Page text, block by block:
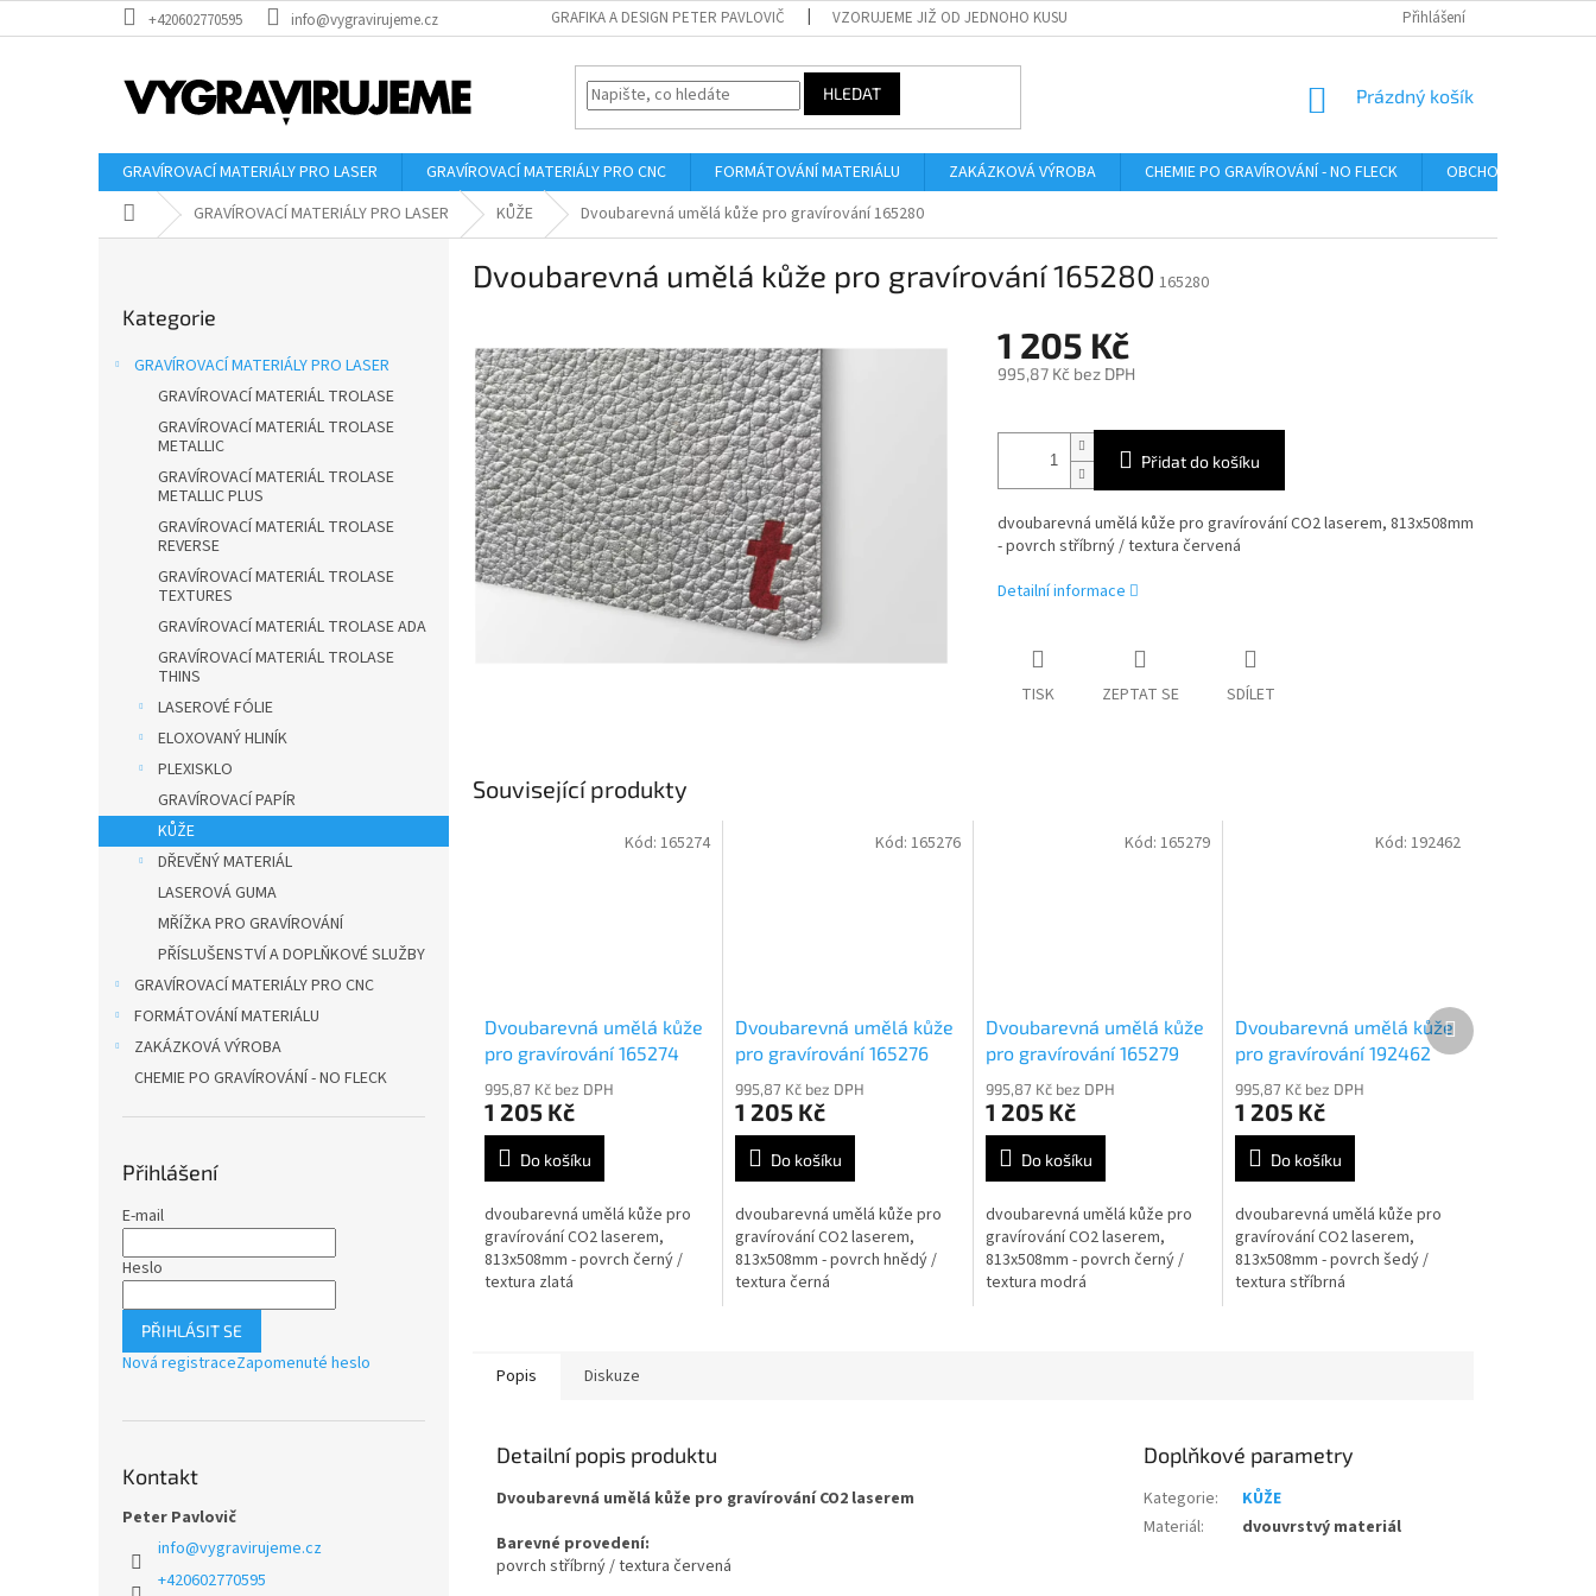
na
+420602770595 info@vygravirujeme.cz GRAFIKA A DESIGN PETER PAVLOVIČ VZORUJEME JIŽ OD JEDNOHO KUSU Přihlášení
HLEDAT
NÁKUPNÍ
Prázdný košík
GRAVÍROVACÍ MATERIÁLY PRO LASER GRAVÍROVACÍ MATERIÁLY PRO CNC FORMÁTOVÁNÍ MATERIÁLU ZAKÁZKOVÁ VÝROBA CHEMIE PO GRAVÍROVÁNÍ - NO FLECK
OBCHODNÍ
Domů GRAVÍROVACÍ MATERIÁLY PRO LASER KŮŽE Dvoubarevná umělá kůže pro gravírování 165280
kategorie
Kategorie
GRAVÍROVACÍ MATERIÁLY PRO LASER
GRAVÍROVACÍ MATERIÁL TROLASE
GRAVÍROVACÍ MATERIÁL TROLASE
METALLIC
GRAVÍROVACÍ MATERIÁL TROLASE
METALLIC PLUS
GRAVÍROVACÍ MATERIÁL TROLASE
REVERSE
GRAVÍROVACÍ MATERIÁL TROLASE
TEXTURES
GRAVÍROVACÍ MATERIÁL TROLASE ADA
GRAVÍROVACÍ MATERIÁL TROLASE
THINS
LASEROVÉ FÓLIE
ELOXOVANÝ HLINÍK
PLEXISKLO
GRAVÍROVACÍ PAPÍR
KŮŽE
DŘEVĚNÝ MATERIÁL
LASEROVÁ GUMA
MŘÍŽKA PRO GRAVÍROVÁNÍ
PŘÍSLUŠENSTVÍ A DOPLŇKOVÉ SLUŽBY
GRAVÍROVACÍ MATERIÁLY PRO CNC
FORMÁTOVÁNÍ MATERIÁLU
ZAKÁZKOVÁ VÝROBA
CHEMIE PO GRAVÍROVÁNÍ - NO FLECK
Přihlášení
E-mail
Heslo
PŘIHLÁSIT SE
Nová registraceZapomenuté heslo
Kontakt
Peter Pavlovič
info@vygravirujeme.cz
+420602770595
Dvoubarevná umělá kůže pro gravírování 165280 165280
1 205 Kč
995,87 Kč bez DPH
cena:
Přidat do košíku
dvoubarevná umělá kůže pro gravírování CO2 laserem, 813x508mm
- povrch stříbrný / textura červená
Detailní informace
TISK ZEPTAT SE SDÍLET
Související produkty
Dvoubarevná umělá kůže
pro gravírování 165274
995,87 Kč bez DPH
1 205 Kč
Do košíku
dvoubarevná umělá kůže pro
gravírování CO2 laserem,
813x508mm - povrch černý /
textura zlatá
Kód: 165274
Dvoubarevná umělá kůže
pro gravírování 165276
995,87 Kč bez DPH
1 205 Kč
Do košíku
dvoubarevná umělá kůže pro
gravírování CO2 laserem,
813x508mm - povrch hnědý /
textura černá
Kód: 165276
Dvoubarevná umělá kůže
pro gravírování 165279
995,87 Kč bez DPH
1 205 Kč
Do košíku
dvoubarevná umělá kůže pro
gravírování CO2 laserem,
813x508mm - povrch černý /
textura modrá
Kód:165279
Dvoubarevná umělá kůže
pro gravírování 192462
995,87 Kč bez DPH
1 205 Kč
Do košíku
dvoubarevná umělá kůže pro
gravírování CO2 laserem,
813x508mm - povrch šedý /
textura stříbrná
Kód: 192462
Další
produkt
Popis Diskuze
Detailní popis produktu
Dvoubarevná umělá kůže pro gravírování CO2 laserem
Barevné provedení:
povrch stříbrný / textura červená
Doplňkové parametry
Kategorie:
KŮŽE
Materiál: dvouvrstvý materiál